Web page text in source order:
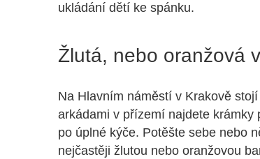
ukládání dětí ke spánku.
Žlutá, nebo oranžová
Na Hlavním náměstí v Krakově
arkádami v přízemí najdete
po úplné kýče. Potěšte sebe nebo
nejčastěji žlutou nebo oranžovou